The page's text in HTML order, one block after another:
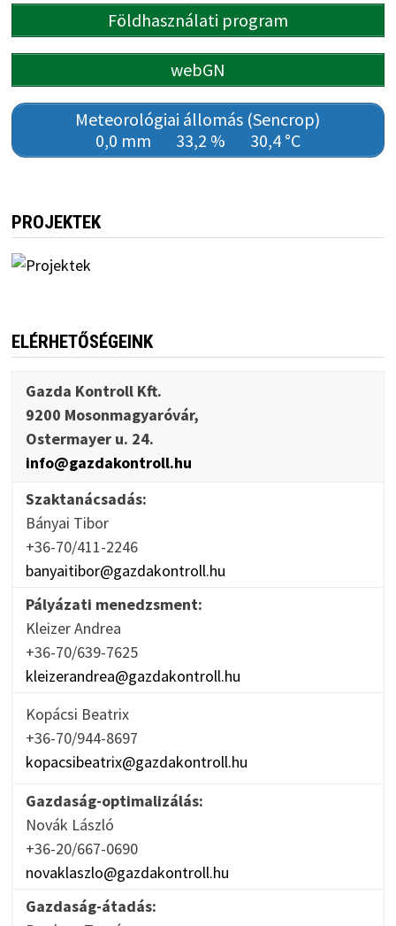
Földhasználati program
webGN
Meteorológiai állomás (Sencrop)
0,0 mm
33,2 % 30,4 °C
PROJEKTEK
ELÉRHETŐSÉGEINK
Gazda Kontroll Kft.
9200 Mosonmagyaróvár,
Ostermayer u. 24.
info@gazdakontroll.hu
Szaktanácsadás:
Bányai Tibor
+36-70/411-2246
banyaitibor@gazdakontroll.hu
Pályázati menedzsment:
Kleizer Andrea
+36-70/639-7625
kleizerandrea@gazdakontroll.hu
Kopácsi Beatrix
+36-70/944-8697
kopacsibeatrix@gazdakontroll.hu
Gazdaság-optimalizálás:
Novák László
+36-20/667-0690
novaklaszlo@gazdakontroll.hu
Gazdaság-átadás: